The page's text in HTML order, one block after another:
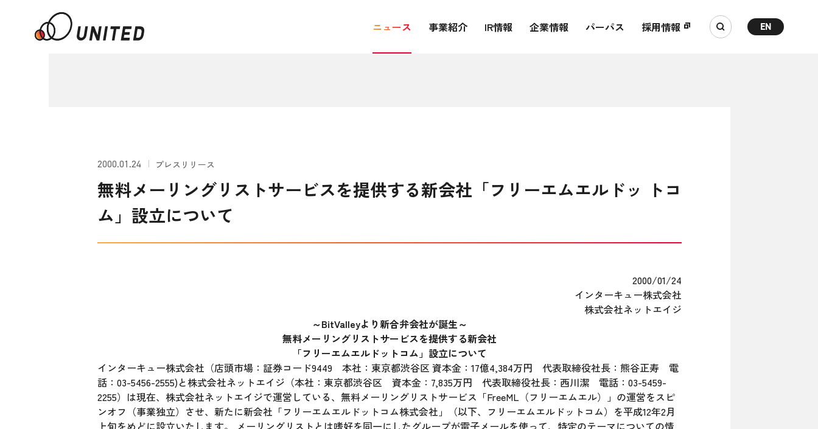
ニュース 事業紹介 IR情報 企業情報 パーパス 採用情報 EN
2000.01.24 プレスリリース
無料メーリングリストサービスを提供する新会社「フリーエムエルドッ トコ
ム」設立について
2000/01/24
インターキュー株式会社
株式会社ネットエイジ
～BitValleyより新合弁会社が誕生～
無料メーリングリストサービスを提供する新会社
「フリーエムエルドットコム」設立について
インターキュー株式会社（店頭市場：証券コード9449 本社：東京都渋谷区 資本金：17億4,384万円 代表取締役社長：熊谷正寿 電
話：03-5456-2555)と株式会社ネットエイジ（本社：東京都渋谷区 資本金：7,835万円 代表取締役社長：西川潔 電話：03-5459-
2255）は現在、株式会社ネットエイジで運営している、無料メーリングリストサービス「FreeML（フリーエムエル）」の運営をスピ
ンオフ（事業独立）させ、新たに新会社「フリーエムエルドットコム株式会社」（以下、フリーエムエルドットコム）を平成12年2月
上旬をめどに設立いたします。 メーリングリストとは嗜好を同一にしたグループが電子メールを使って、特定のテーマについての情